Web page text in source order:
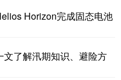
Horizon完成固态电池
了解汛期知识、避险方